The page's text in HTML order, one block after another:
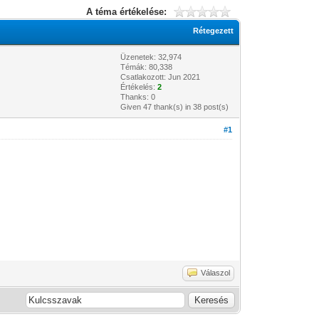
A téma értékelése:
Rétegezett
Üzenetek: 32,974
Témák: 80,338
Csatlakozott: Jun 2021
Értékelés:2
Thanks: 0
Given 47 thank(s) in 38 post(s)
#1
Válaszol